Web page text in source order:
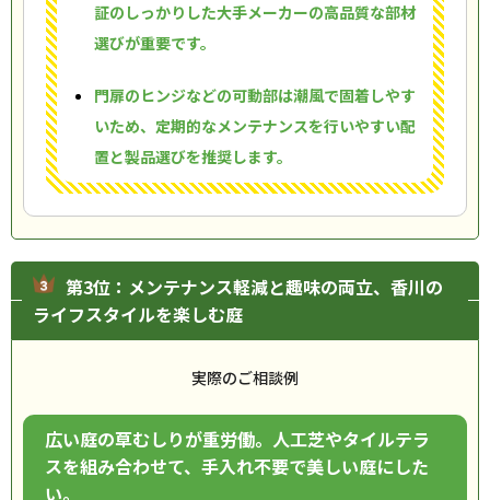
証のしっかりした大手メーカーの高品質な部材
選びが重要です。
門扉のヒンジなどの可動部は潮風で固着しやす
いため、定期的なメンテナンスを行いやすい配
置と製品選びを推奨します。
第3位：メンテナンス軽減と趣味の両立、香川の
ライフスタイルを楽しむ庭
実際のご相談例
広い庭の草むしりが重労働。人工芝やタイルテラ
スを組み合わせて、手入れ不要で美しい庭にした
い。